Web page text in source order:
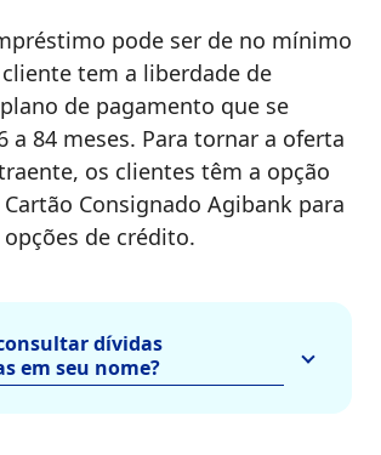
pode ser de no mínimo
cliente tem a liberdade de
de pagamento que se
a 84 meses. Para tornar a oferta
os clientes têm a opção
Consignado Agibank para
de crédito.
dívidas
em seu nome?